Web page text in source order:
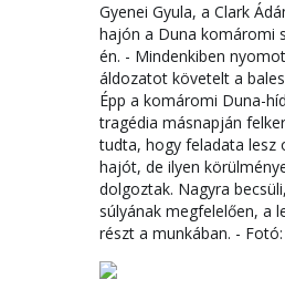
Gyenei Gyula, a Clark
hajón a Duna komáromi
én. - Mindenkiben
áldozatot követelt a
Épp a komáromi Duna-
tragédia másnapján
tudta, hogy feladata lesz
hajót, de ilyen
dolgoztak. Nagyra
súlyának megfelelően, a
részt a munkában. -